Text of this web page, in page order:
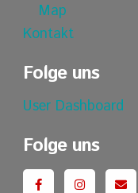
Map
Kontakt
Folge uns
User Dashboard
Folge uns